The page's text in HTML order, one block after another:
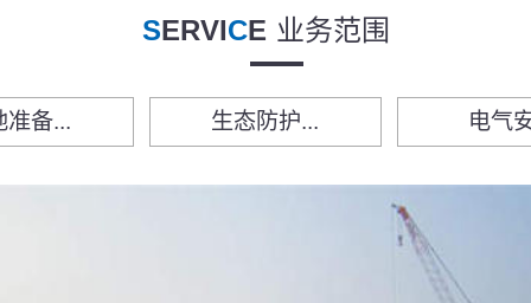
SERVICE 业务范围
准备... 生态防护... 电气